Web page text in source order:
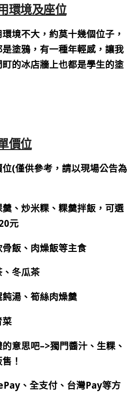
環境及座位
環境不大，約莫十幾個位子，
塗鴉， 有一種年輕感，讓我
的冰店牆上也都是學生的塗
價位
(僅供參考，請以現場公告為
、炒米粿、粿羹拌飯，可選
元
飯、肉燥飯等主食
冬瓜茶
湯、筍絲肉燥羹
菜
的意思吧–>獨門醬汁、生粿、
！
、全支付、台灣Pay等方